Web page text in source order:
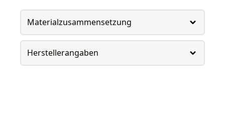
Materialzusammensetzung
Herstellerangaben